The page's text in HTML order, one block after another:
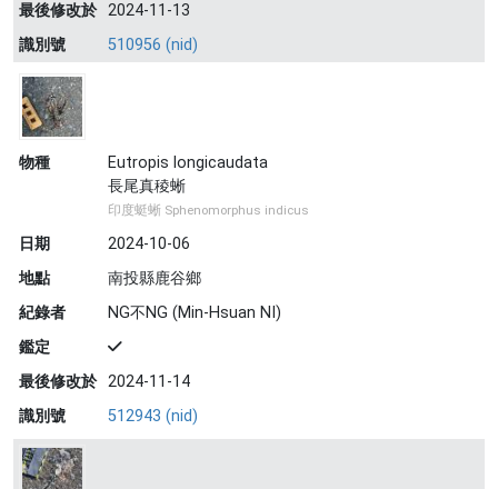
最後修改於 2024-11-13
識別號
510956 (nid)
物種
Eutropis longicaudata
長尾真稜蜥
印度蜓蜥 Sphenomorphus indicus
日期
2024-10-06
地點
南投縣鹿谷鄉
紀錄者
NG不NG (Min-Hsuan NI)
鑑定
最後修改於 2024-11-14
識別號
512943 (nid)